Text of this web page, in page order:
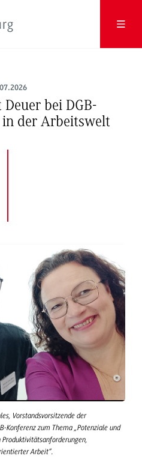
Deuer bei DGB-
in der Arbeitswelt
Vorstandsvorsitzende der
Konferenz zum Thema „Potenziale und
Produktivitätsanforderungen,
Arbeit“.